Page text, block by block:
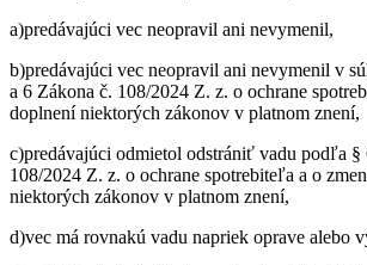
a)predávajúci vec neopravil ani nevymenil,
b)predávajúci vec neopravil ani nevymenil v
a 6 Zákona č. 108/2024 Z. z. o ochrane
doplnení niektorých zákonov v platnom znení,
c)predávajúci odmietol odstrániť vadu podľa §
108/2024 Z. z. o ochrane spotrebiteľa a o
niektorých zákonov v platnom znení,
d)vec má rovnakú vadu napriek oprave alebo